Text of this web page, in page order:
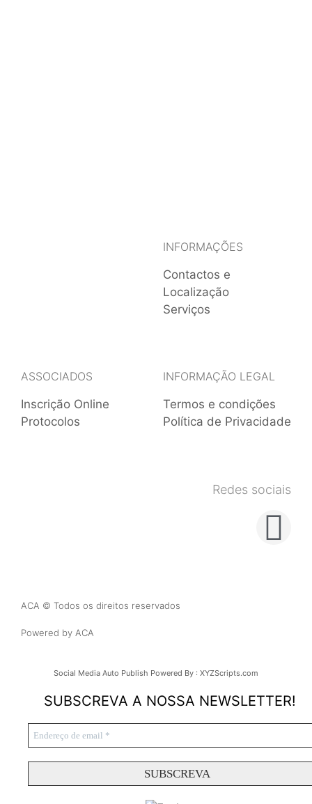
INFORMAÇÕES
Contactos e
Localização
Serviços
ASSOCIADOS
Inscrição Online
Protocolos
INFORMAÇÃO LEGAL
Termos e condições
Política de Privacidade
Redes sociais
ACA © Todos os direitos reservados
Powered by ACA
Social Media Auto Publish Powered By : XYZScripts.com
SUBSCREVA A NOSSA NEWSLETTER!